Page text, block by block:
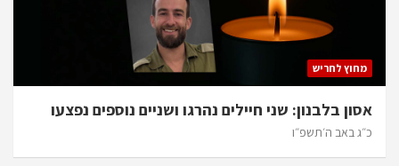
מחוץ לחריש
אסון בלבנון: שני חיילים נהרגו ושניים נוספים נפצעו
כ״ג באב ה׳תשפ״ו